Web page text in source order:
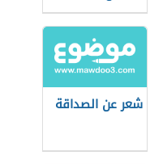
شعر عن الصداقة